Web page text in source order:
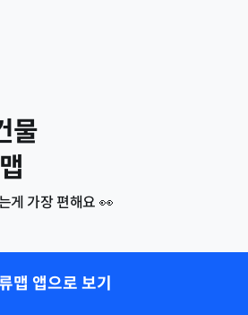
물
게 가장 편해요 👀
맵 앱으로 보기